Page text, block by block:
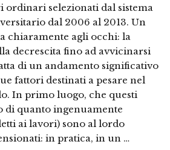
ordinari selezionati dal sistema
dal 2006 al 2013. Un
chiaramente agli occhi: la
decrescita fino ad avvicinarsi
di un andamento significativo
fattori destinati a pesare nel
In primo luogo, che questi
quanto ingenuamente
ai lavori) sono al lordo
in pratica, in un …